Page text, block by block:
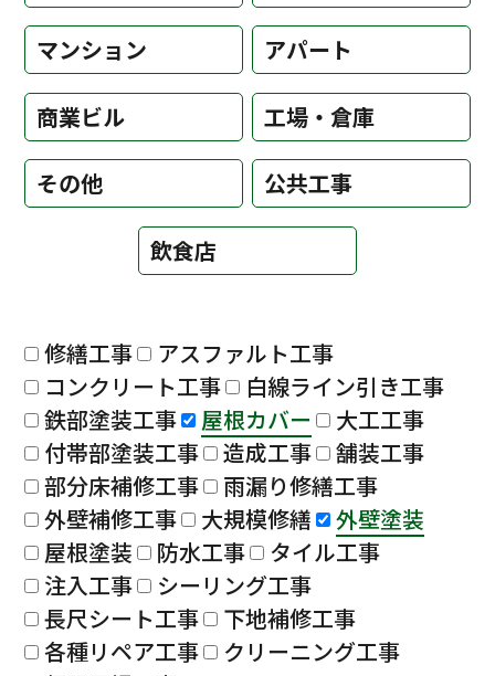
マンション アパート
商業ビル 工場・倉庫
その他 公共工事
飲食店
修繕工事
アスファルト工事
コンクリート工事
白線ライン引き工事
鉄部塗装工事
屋根カバー
大工工事
付帯部塗装工事
造成工事
舗装工事
部分床補修工事
雨漏り修繕工事
外壁補修工事
大規模修繕
外壁塗装
屋根塗装
防水工事
タイル工事
注入工事
シーリング工事
長尺シート工事
下地補修工事
各種リペア工事
クリーニング工事